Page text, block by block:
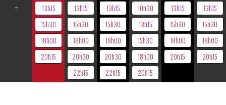
-
13h15
15h30
18h00
20h15
13h15
15h30
18h00
20h30
22h15
13h15
15h30
18h00
20h30
22h15
10h30
13h15
15h30
18h00
20h15
13h15
15h30
18h00
20h15
13h15
15h30
18h00
20h15